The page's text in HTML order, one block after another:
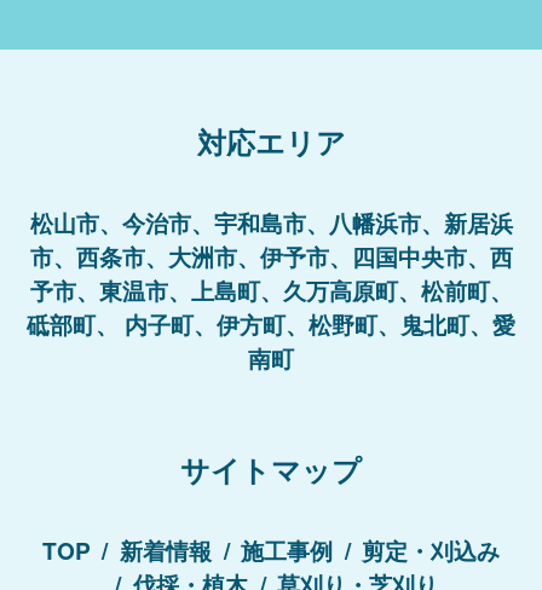
対応エリア
松山市、今治市、宇和島市、八幡浜市、新居浜
市、西条市、大洲市、伊予市、四国中央市、西
予市、東温市、上島町、久万高原町、松前町、
砥部町、 内子町、伊方町、松野町、鬼北町、愛
南町
サイトマップ
TOP 新着情報 施工事例
剪定・刈込み